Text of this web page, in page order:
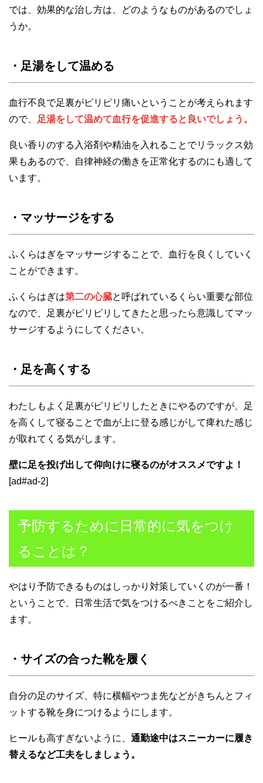
では、効果的な治し方は、どのようなものがあるのでしょ
うか。
・足湯をして温める
血行不良で足裏がピリピリ痛いということが考えられます
ので、
足湯をして温めて血行を促進すると良いでしょう。
良い香りのする入浴剤や精油を入れることでリラックス効
果もあるので、自律神経の働きを正常化するのにも適して
います。
・マッサージをする
ふくらはぎをマッサージすることで、血行を良くしていく
ことができます。
ふくらはぎは第二の心臓と呼ばれているくらい重要な部位
なので、足裏がピリピリしてきたと思ったら意識してマッ
サージするようにしてください。
・足を高くする
わたしもよく足裏がピリピリしたときにやるのですが、足
を高くして寝ることで血が上に登る感じがして痺れた感じ
が取れてくる気がします。
壁に足を投げ出して仰向けに寝るのがオススメですよ！
[ad#ad-2]
予防するために日常的に気をつけ
ることは？
やはり予防できるものはしっかり対策していくのが一番！
ということで、日常生活で気をつけるべきことをご紹介し
ます。
・サイズの合った靴を履く
自分の足のサイズ、特に横幅やつま先などがきちんとフィ
ットする靴を身につけるようにします。
ヒールも高すぎないように、 通勤途中はスニーカーに履き
替えるなど工夫をしましょう。